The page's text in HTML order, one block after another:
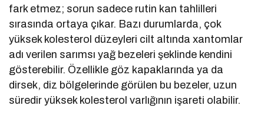
fark etmez; sorun sadece rutin kan tahlilleri
sırasında ortaya çıkar. Bazı durumlarda, çok
yüksek kolesterol düzeyleri cilt altında xantomlar
adı verilen sarımsı yağ bezeleri şeklinde kendini
gösterebilir. Özellikle göz kapaklarında ya da
dirsek, diz bölgelerinde görülen bu bezeler, uzun
süredir yüksek kolesterol varlığının işareti olabilir.